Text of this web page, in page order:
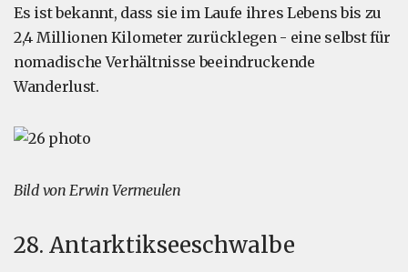
Es ist bekannt, dass sie im Laufe ihres Lebens bis zu
2,4 Millionen Kilometer zurücklegen - eine selbst für
nomadische Verhältnisse beeindruckende
Wanderlust.
Bild von Erwin Vermeulen
28. Antarktikseeschwalbe